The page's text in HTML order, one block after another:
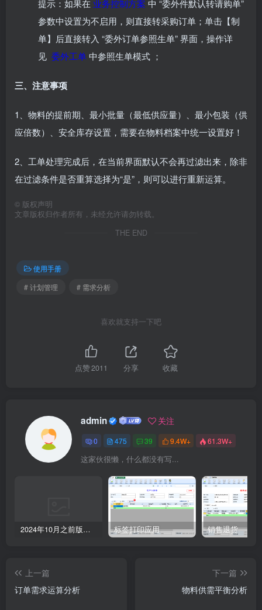
提示：如果在 业务控制方案 中 “委外件默认转请购单”
参数中设置为不启用，则直接转采购订单；单击【制
单】后直接转入 “委外订单参照生单” 界面，操作详
见 委外工单中参照生单模式 ；
三、注意事项
1、物料的提前期、最小批量（最低供应量）、最小包装（供
应倍数）、安全库存设置，需要在物料档案中统一设置好！
2、工单处理完成后，在当前界面默认不会再过滤出来，除非
在过滤条件是否重算选择为“是”，则可以进行重新运算。
© 版权声明
文章版权归作者所有，未经允许请勿转载。
THE END
使用手册
# 计划管理
# 需求分析
喜欢就支持一下吧
点赞2011 分享 收藏
admin 关注
0 475 39 9.4W+ 61.3W+
这家伙很懒，什么都没有写...
2024年10月之前版本升级记录 标签打印应用 销售退货
上一篇
订单需求运算分析
下一篇
物料供需平衡分析